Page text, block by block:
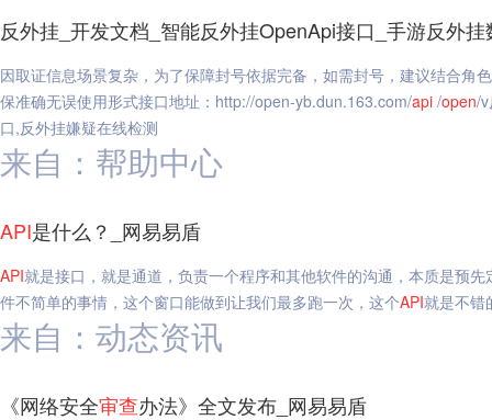
反外挂_开发文档_智能反外挂OpenApi接口_手游反外
因取证信息场景复杂，为了保障封号依据完备，如需封号，建议结合角
保准确无误使用形式接口地址：http://open-yb.dun.163.com/api /open/
口,反外挂嫌疑在线检测
来自：帮助中心
API是什么？_网易易盾
API就是接口，就是通道，负责一个程序和其他软件的沟通，本质是预
件不简单的事情，这个窗口能做到让我们最多跑一次，这个API就是不错
来自：动态资讯
《网络安全审查办法》全文发布_网易易盾